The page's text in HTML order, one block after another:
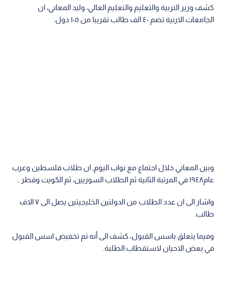
كشف وزير التربية والتعليم والتعليم العالي، وليد المعاني، ان
الجامعات الارنية تضم ٤٠ الف طالب تقريبا من ١٠٥ دول.
وبين المعاني خلال اجتماع مع نواب اليوم, ان طلاب فلسطين وعرب
عام١٩٤٨ في المرتبة الثانية ثم الطلاب السوريين، ثم الكويت وقطر ..
واشار الى ان عدد الطلاب من الدولتين الخليجيتين يصل الى ٧ الاف
طالب.
وفيما يتعلق باسس القبول، كشف الى أنه تم تخفيض اسس القبول
في بعض الاحيان لاستقطاب الطلبة.